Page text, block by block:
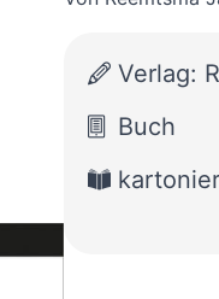
Verlag:
Buch